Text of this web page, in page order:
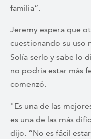
familia”.
Jeremy espera que
cuestionando su uso
Solía serlo y sabe lo
no podría estar más
comenzó.
"Es una de las
es una de las más
dijo. “No es fácil